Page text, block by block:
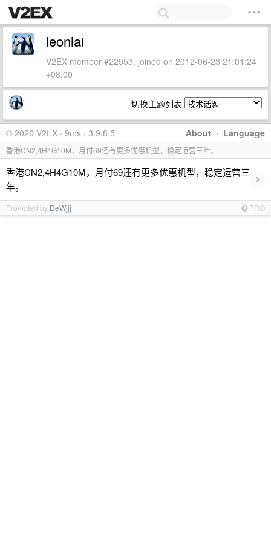
leonlai
V2EX member #22553, joined on 2012-06-23 21:01:24
+08:00
切换主题列表
About · Language
© 2026 V2EX · 9ms · 3.9.8.5
香港CN2,4H4G10M，月付69还有更多优惠机型，稳定运营三年。
香港CN2,4H4G10M，月付69还有更多优惠机型，稳定运营三
年。
›
Promoted by DeWjjj PRO